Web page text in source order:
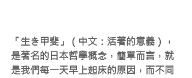
「生き甲斐」（中文：活著的意義），
是著名的日本哲學概念，簡單而言，就
是我們每一天早上起床的原因，而不同